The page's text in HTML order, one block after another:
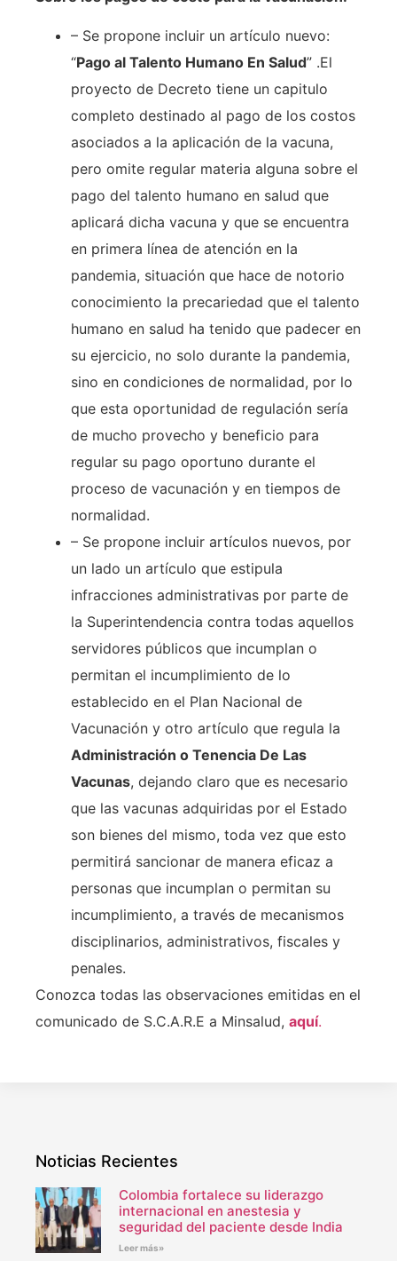
– Se propone incluir un artículo nuevo:
“Pago al Talento Humano En Salud” .El
proyecto de Decreto tiene un capitulo
completo destinado al pago de los costos
asociados a la aplicación de la vacuna,
pero omite regular materia alguna sobre el
pago del talento humano en salud que
aplicará dicha vacuna y que se encuentra
en primera línea de atención en la
pandemia, situación que hace de notorio
conocimiento la precariedad que el talento
humano en salud ha tenido que padecer en
su ejercicio, no solo durante la pandemia,
sino en condiciones de normalidad, por lo
que esta oportunidad de regulación sería
de mucho provecho y beneficio para
regular su pago oportuno durante el
proceso de vacunación y en tiempos de
normalidad.
– Se propone incluir artículos nuevos, por
un lado un artículo que estipula
infracciones administrativas por parte de
la Superintendencia contra todas aquellos
servidores públicos que incumplan o
permitan el incumplimiento de lo
establecido en el Plan Nacional de
Vacunación y otro artículo que regula la
Administración o Tenencia De Las
Vacunas, dejando claro que es necesario
que las vacunas adquiridas por el Estado
son bienes del mismo, toda vez que esto
permitirá sancionar de manera eficaz a
personas que incumplan o permitan su
incumplimiento, a través de mecanismos
disciplinarios, administrativos, fiscales y
penales.
Conozca todas las observaciones emitidas en el
comunicado de S.C.A.R.E a Minsalud, aquí.
Noticias Recientes
Colombia fortalece su liderazgo
internacional en anestesia y
seguridad del paciente desde India
Leer más»